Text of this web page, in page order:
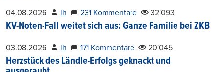
04.08.2026 lh 231 Kommentare 32'093
KV-Noten-Fall weitet sich aus: Ganze Familie bei ZKB
03.08.2026 lh 171 Kommentare 20'045
Herzstück des Ländle-Erfolgs geknackt und